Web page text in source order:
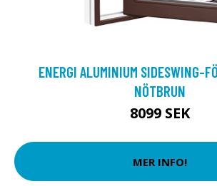
ENERGI ALUMINIUM SIDESWING-
NÖTBRUN
8099 SEK
MER INFO!